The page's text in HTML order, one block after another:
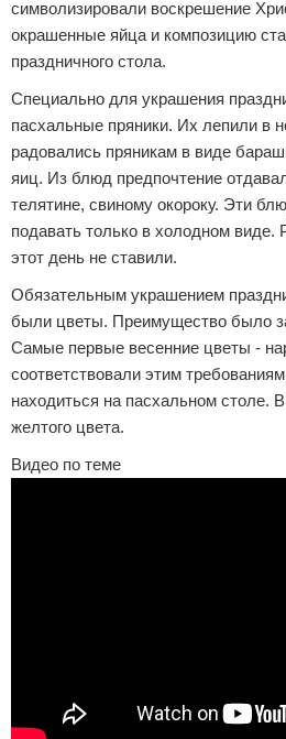
символизировали воскрешение
окрашенные яйца и композицию
праздничного стола.
Специально для украшения
пасхальные пряники. Их лепили в
радовались пряникам в виде
яиц. Из блюд предпочтение
телятине, свиному окороку. Эти
подавать только в холодном виде.
этот день не ставили.
Обязательным украшением
были цветы. Преимущество было
Самые первые весенние цветы -
соответствовали этим
находиться на пасхальном столе.
желтого цвета.
Видео по теме